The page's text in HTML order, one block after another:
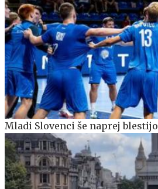
Mladi Slovenci še naprej blestijo